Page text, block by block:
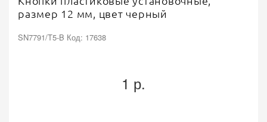
размер 12 мм, цвет черный
SN7791/T5-B Код: 17638
1 р.